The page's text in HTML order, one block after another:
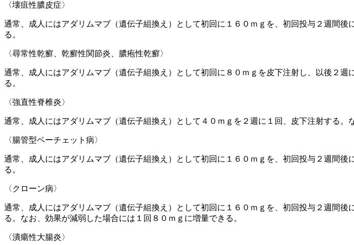
〈壊疽性膿皮症〉
通常、成人にはアダリムマブ（遺伝子組換え）として初回に１６０ｍｇを、初回投与２週間
る。
〈尋常性乾癬、乾癬性関節炎、膿疱性乾癬〉
通常、成人にはアダリムマブ（遺伝子組換え）として初回に８０ｍｇを皮下注射し、以後２
る。
〈強直性脊椎炎〉
通常、成人にはアダリムマブ（遺伝子組換え）として４０ｍｇを２週に１回、皮下注射する。
〈腸管型ベーチェット病〉
通常、成人にはアダリムマブ（遺伝子組換え）として初回に１６０ｍｇを、初回投与２週間
る。
〈クローン病〉
通常、成人にはアダリムマブ（遺伝子組換え）として初回に１６０ｍｇを、初回投与２週間
る。なお、効果が減弱した場合には１回８０ｍｇに増量できる。
〈潰瘍性大腸炎〉